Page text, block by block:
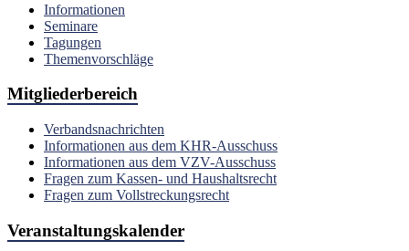
Informationen
Seminare
Tagungen
Themenvorschläge
Mitgliederbereich
Verbandsnachrichten
Informationen aus dem KHR-Ausschuss
Informationen aus dem VZV-Ausschuss
Fragen zum Kassen- und Haushaltsrecht
Fragen zum Vollstreckungsrecht
Veranstaltungskalender